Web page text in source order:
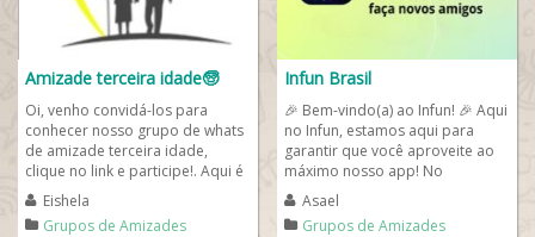
Amizade terceira idade🧓
Oi, venho convidá-los para
conhecer nosso grupo de whats
de amizade terceira idade,
clique no link e participe!. Aqui é
melhor grupo para todos
conversarem...
Eishela
Grupos de Amizades
Infun Brasil
🎉 Bem-vindo(a) ao Infun! 🎉 Aqui
no Infun, estamos aqui para
garantir que você aproveite ao
máximo nosso app! No
WhatsApp, temos grupos
dedicados para...
Asael
Grupos de Amizades